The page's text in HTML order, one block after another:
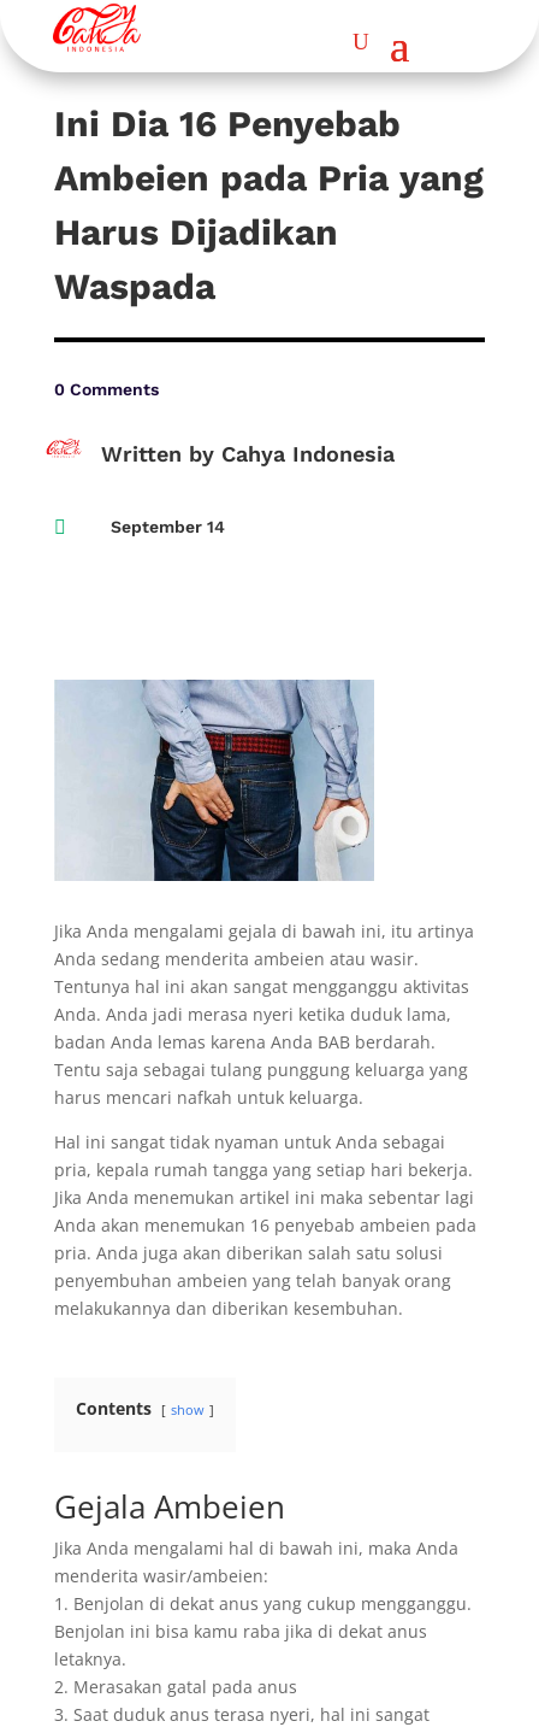
Ini Dia 16 Penyebab
Ambeien pada Pria yang
Harus Dijadikan
Waspada
0 Comments
Written by Cahya Indonesia
 September 14
Jika Anda mengalami gejala di bawah ini, itu artinya
Anda sedang menderita ambeien atau wasir.
Tentunya hal ini akan sangat mengganggu aktivitas
Anda. Anda jadi merasa nyeri ketika duduk lama,
badan Anda lemas karena Anda BAB berdarah.
Tentu saja sebagai tulang punggung keluarga yang
harus mencari nafkah untuk keluarga.
Hal ini sangat tidak nyaman untuk Anda sebagai
pria, kepala rumah tangga yang setiap hari bekerja.
Jika Anda menemukan artikel ini maka sebentar lagi
Anda akan menemukan 16 penyebab ambeien pada
pria. Anda juga akan diberikan salah satu solusi
penyembuhan ambeien yang telah banyak orang
melakukannya dan diberikan kesembuhan.
Contents show
Gejala Ambeien
Jika Anda mengalami hal di bawah ini, maka Anda
menderita wasir/ambeien:
1. Benjolan di dekat anus yang cukup mengganggu.
Benjolan ini bisa kamu raba jika di dekat anus
letaknya.
2. Merasakan gatal pada anus
3. Saat duduk anus terasa nyeri, hal ini sangat